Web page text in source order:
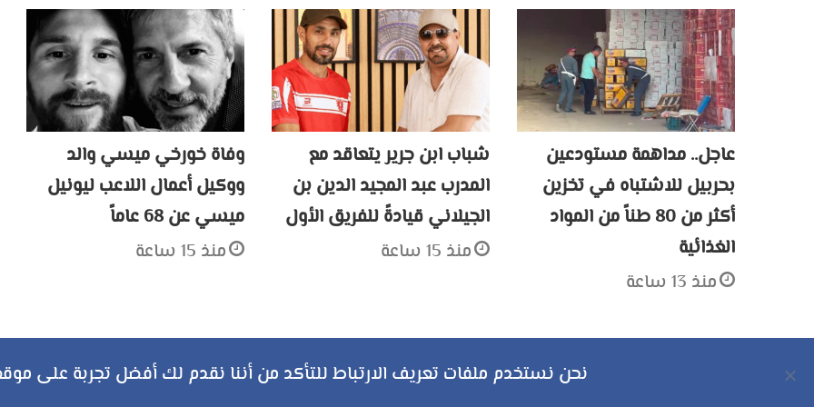
عاجل.. مداهمة مستودعين
بحربيل للاشتباه في تخزين
أكثر من 80 طناً من المواد
الغذائية
منذ 13 ساعة
شباب ابن جرير يتعاقد مع
المدرب عبد المجيد الدين بن
الجيلاني قيادةً للفريق الأول
منذ 15 ساعة
وفاة خورخي ميسي والد
ووكيل أعمال اللاعب ليونيل
ميسي عن 68 عاماً
منذ 15 ساعة
حقوق النشر محفوظة © 2026 لموقع مراكش بوست سياسة ملخصفيسبوك
تويتريوتيوب
انستقرام
‏Google
نحن نستخدم ملفات تعريف الارتباط للتأكد من أننا نقدم لك أفضل تجربة على